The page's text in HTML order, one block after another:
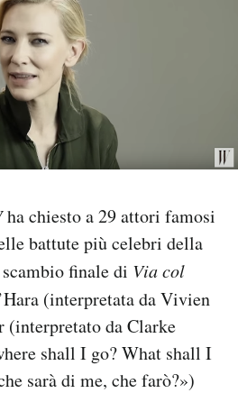
ha chiesto a 29 attori famosi
battute più celebri della
finale di Via col
(interpretata da Vivien
(interpretato da Clarke
shall I go? What shall I
sarà di me, che farò?»)